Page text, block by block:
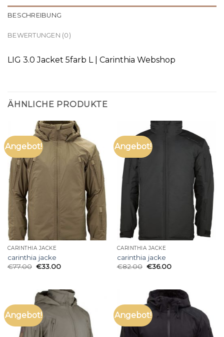
BESCHREIBUNG
BEWERTUNGEN (0)
LIG 3.0 Jacket 5farb L | Carinthia Webshop
ÄHNLICHE PRODUKTE
Angebot!
CARINTHIA JACKE
carinthia jacke
€77.00 €33.00
Angebot!
CARINTHIA JACKE
carinthia jacke
€82.00 €36.00
Angebot! Angebot!